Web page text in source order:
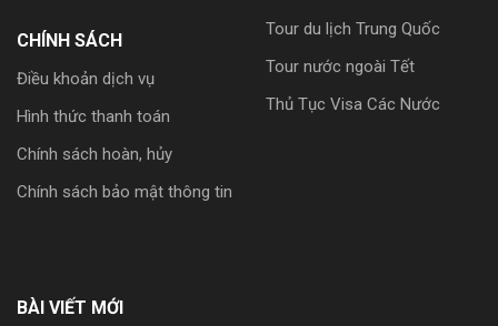
CHÍNH SÁCH
Điều khoản dịch vụ
Hình thức thanh toán
Chính sách hoàn, hủy
Chính sách bảo mật thông tin
Tour du lịch Trung Quốc
Tour nước ngoài Tết
Thủ Tục Visa Các Nước
BÀI VIẾT MỚI